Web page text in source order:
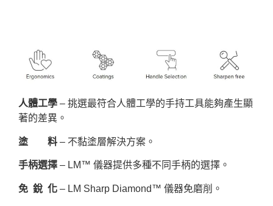
人體工學 – 挑選最符合人體工學的手持工具能夠產生顯
著的差異。
塗 料 – 不黏塗層解決方案。
手柄選擇 – LM™ 儀器提供多種不同手柄的選擇。
免 銳 化 – LM Sharp Diamond™ 儀器免磨削。